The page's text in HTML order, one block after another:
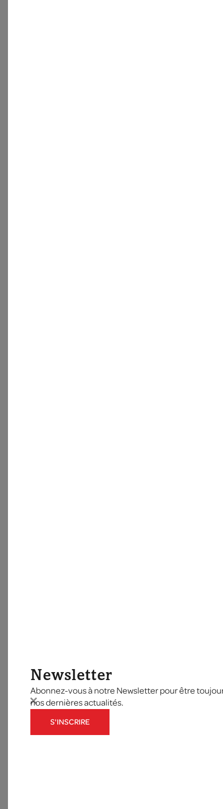
Newsletter
Abonnez-vous à notre Newsletter pour être
nos dernières actualités.
S'INSCRIRE